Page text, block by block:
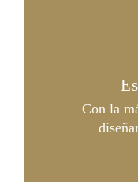
Con la